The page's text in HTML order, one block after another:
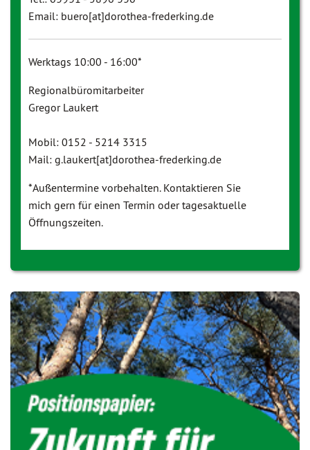
Email: buero[at]dorothea-frederking.de
Werktags 10:00 - 16:00*
Regionalbüromitarbeiter
Gregor Laukert
Mobil: 0152 - 5214 3315
Mail: g.laukert[at]dorothea-frederking.de
*Außentermine vorbehalten. Kontaktieren Sie
mich gern für einen Termin oder tagesaktuelle
Öffnungszeiten.